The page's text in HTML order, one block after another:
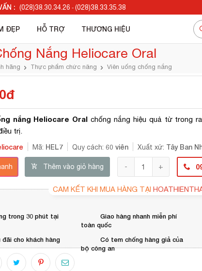
: (028)38.30.34.26 - (028)38.33.35.38
ĐẸP HỖ TRỢ THƯƠNG HIỆU
Nắng Heliocare Oral
hãng Thực phẩm chức năng Viên uống chống nắng
nắng Heliocare Oral chống nắng hiệu quả từ trong
trị.
Mã: HEL7 Quy cách: 60 viên Xuất xứ: Tây Ban
Thêm vào giỏ hàng
CAM KẾT KHI MUA HÀNG TẠI
trong 30 phút tại
Giao hàng nhanh miễn phí
toàn quốc
đãi cho khách hàng
Có tem chống hàng giả của
bộ công an